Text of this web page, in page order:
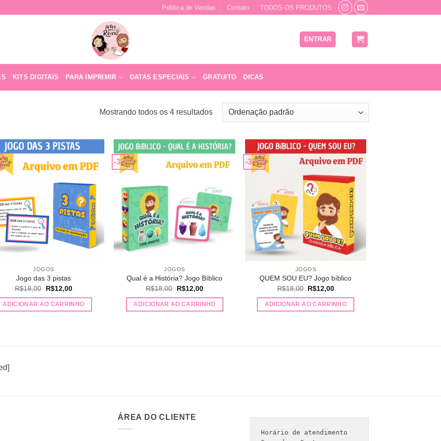
Política de Vendas Contato TODOS OS PRODUTOS
ENTRAR
KITS DIGITAIS PARA IMPRIMIR DATAS ESPECIAIS GRATUITO DICAS
Mostrando todos os 4 resultados
Adicionar
JOGOS
Jogo das 3 pistas
R$18,00
O
original
era:
R$12,00O
atual
é:
ADICIONAR AO CARRINHO
-33%
Adicionar
JOGOS
Qual é a História? Jogo Bíblico
R$18,00 O
original
era:
R$12,00O
atual
é:
ADICIONAR AO CARRINHO
-33%
Adicionar
desejos
JOGOS
QUEM SOU EU? Jogo bíblico
R$18,00 O
preço
original
era:
R$12,00O
atual
é:
ADICIONAR AO CARRINHO
ÁREA DO CLIENTE
Horário de atendimento